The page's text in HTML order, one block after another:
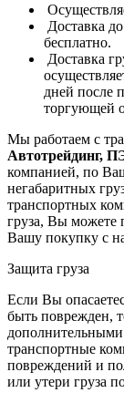
Доставка
бесплатно.
Доставка
дней после
торгующей
Мы работаем с
Автотрейдинг,
компанией, по
негабаритных
транспортных
груза, Вы можете
Вашу покупку с
Защита груза
Если Вы
быть поврежден,
транспортные
повреждений и
или утери груза